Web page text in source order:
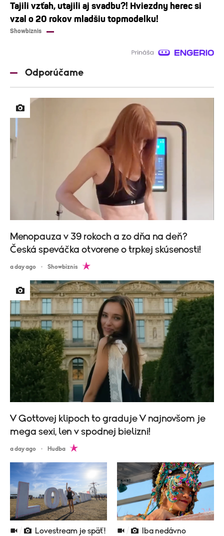
Tajili vzťah, utajili aj svadbu?! Hviezdny herec si
vzal o 20 rokov mladšiu topmodelku!
Showbiznis
Odporúčame
Menopauza v 39 rokoch a zo dňa na deň?
Česká speváčka otvorene o trpkej skúsenosti!
a day ago Showbiznis
V Gottovej klipoch to graduje V najnovšom je
mega sexi, len v spodnej bielizni!
a day ago Hudba